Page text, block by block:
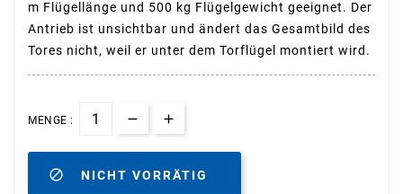
m Flügellänge und 500 kg Flügelgewicht geeignet. Der
Antrieb ist unsichtbar und ändert das Gesamtbild des
Tores nicht, weil er unter dem Torflügel montiert wird.
MENGE :
 NICHT VORRÄTIG